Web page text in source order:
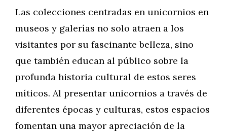
Las colecciones centradas en unicornios en
museos y galerías no solo atraen a los
visitantes por su fascinante belleza, sino
que también educan al público sobre la
profunda historia cultural de estos seres
míticos. Al presentar unicornios a través de
diferentes épocas y culturas, estos espacios
fomentan una mayor apreciación de la